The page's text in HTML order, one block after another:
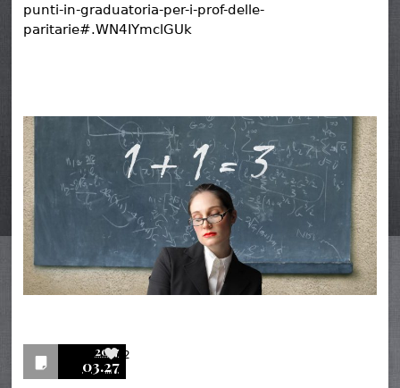
punti-in-graduatoria-per-i-prof-delle-
paritarie#.WN4IYmclGUk
2017
03.27
2